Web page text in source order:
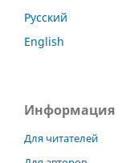
Русский
English
Информация
Для читателей